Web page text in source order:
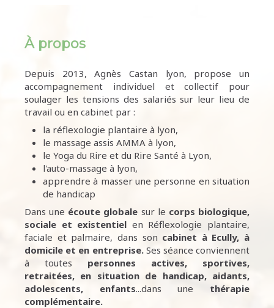
À propos
Depuis 2013, Agnès Castan lyon, propose un
accompagnement individuel et collectif pour
soulager les tensions des salariés sur leur lieu de
travail ou en cabinet par :
la réflexologie plantaire à lyon,
le massage assis AMMA à lyon,
le Yoga du Rire et du Rire Santé à Lyon,
l'auto-massage à lyon,
apprendre à masser une personne en situation
de handicap
Dans une écoute globale sur le corps biologique,
sociale et existentiel en Réflexologie plantaire,
faciale et palmaire, dans son cabinet à Ecully, à
domicile et en entreprise.Ses séance conviennent
à toutes personnes
actives, sportives,
retraitées, en situation de handicap, aidants,
adolescents, enfants...dans une thérapie
complémentaire.